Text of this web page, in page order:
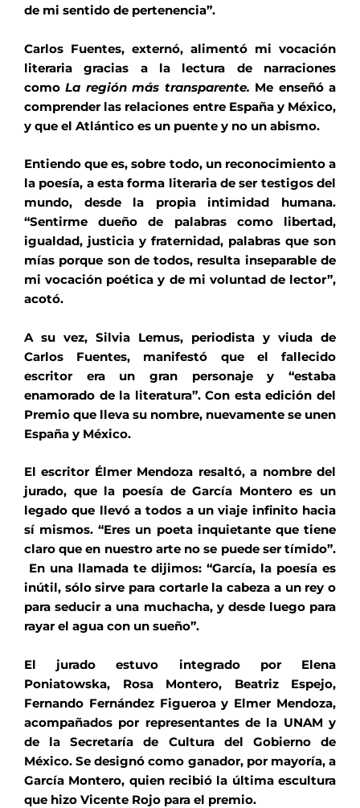
de mi sentido de pertenencia”.
Carlos Fuentes, externó, alimentó mi vocación
literaria gracias a la lectura de narraciones
comoLa región más transparente. Me enseñó a
comprender las relaciones entre España y México,
y que el Atlántico es un puente y no un abismo.
Entiendo que es, sobre todo, un reconocimiento a
la poesía, a esta forma literaria de ser testigos del
mundo, desde la propia intimidad humana.
“Sentirme dueño de palabras como libertad,
igualdad, justicia y fraternidad, palabras que son
mías porque son de todos, resulta inseparable de
mi vocación poética y de mi voluntad de lector”,
acotó.
A su vez, Silvia Lemus, periodista y viuda de
Carlos Fuentes, manifestó que el fallecido
escritor era un gran personaje y “estaba
enamorado de la literatura”. Con esta edición del
Premio que lleva su nombre, nuevamente se unen
España y México.
El escritor Élmer Mendoza resaltó, a nombre del
jurado, que la poesía de García Montero es un
legado que llevó a todos a un viaje infinito hacia
sí mismos. “Eres un poeta inquietante que tiene
claro que en nuestro arte no se puede ser tímido”.
En una llamada te dijimos: “García, la poesía es
inútil, sólo sirve para cortarle la cabeza a un rey o
para seducir a una muchacha, y desde luego para
rayar el agua con un sueño”.
El jurado estuvo integrado por Elena
Poniatowska, Rosa Montero, Beatriz Espejo,
Fernando Fernández Figueroa y Elmer Mendoza,
acompañados por representantes de la UNAM y
de la Secretaría de Cultura del Gobierno de
México. Se designó como ganador, por mayoría, a
García Montero, quien recibió la última escultura
que hizo Vicente Rojo para el premio.